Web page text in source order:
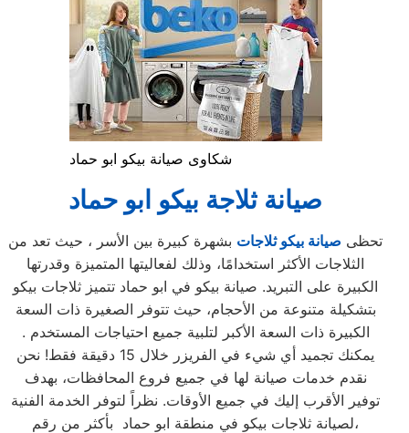
شكاوى صيانة بيكو ابو حماد
صيانة ثلاجة بيكو ابو حماد
تحظى صيانة بيكو ثلاجات بشهرة كبيرة بين الأسر ، حيث تعد من
الثلاجات الأكثر استخدامًا، وذلك لفعاليتها المتميزة وقدرتها
الكبيرة على التبريد. صيانة بيكو في ابو حماد تتميز ثلاجات بيكو
بتشكيلة متنوعة من الأحجام، حيث تتوفر الصغيرة ذات السعة
الكبيرة ذات السعة الأكبر لتلبية جميع احتياجات المستخدم .
يمكنك تجميد أي شيء في الفريزر خلال 15 دقيقة فقط! نحن
نقدم خدمات صيانة لها في جميع فروع المحافظات، بهدف
توفير الأقرب إليك في جميع الأوقات. نظراً لتوفر الخدمة الفنية
لصيانة ثلاجات بيكو في منطقة ابو حماد بأكثر من رقم،